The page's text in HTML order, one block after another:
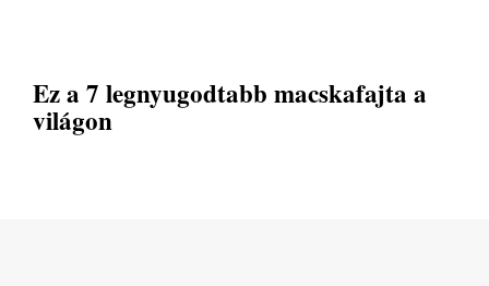
Ez a 7 legnyugodtabb macskafajta a
világon